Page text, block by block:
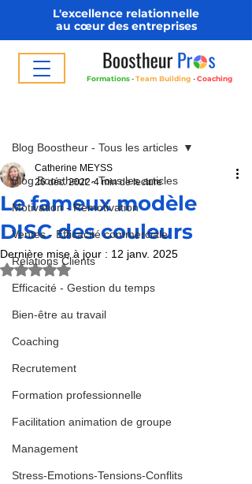
L'excellence relationnelle
au cœur des entreprises
Formations -Team Building -Coaching
Blog Boostheur - Tous les articles
Motivation - Remotivation
Ventes - Efficacité commerciale
Relations Clients
Efficacité - Gestion du temps
Bien-être au travail
Coaching
Recrutement
Formation professionnelle
Facilitation animation de groupe
Management
Stress-Emotions-Tensions-Conflits
Blog Boostheur - Tous les articles
Le fameux modèle
DISC des couleurs
Catherine MEYSS
26 déc. 2022 4 min de lecture
Dernière mise à jour : 12 janv. 2025
Noté NaN étoiles sur 5.